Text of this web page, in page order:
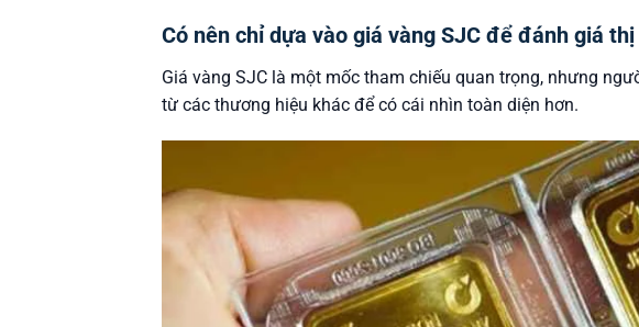
Có nên chỉ dựa vào giá vàng SJC để đánh giá
Giá vàng SJC là một mốc tham chiếu quan trọng, nhưng
từ các thương hiệu khác để có cái nhìn toàn diện hơn.